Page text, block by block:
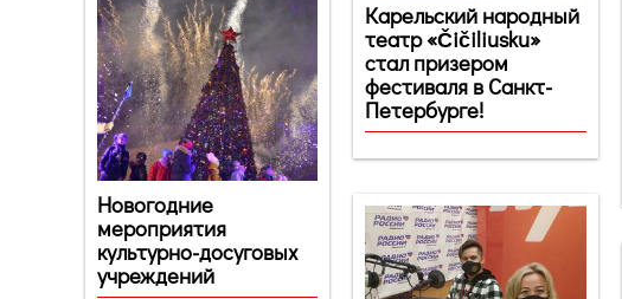
Новогодние
мероприятия
культурно-досуговых
учреждений
Карельский народный
театр «Čičiliusku»
стал призером
фестиваля в Санкт-
Петербурге!